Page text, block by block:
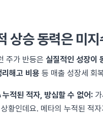
상승 동력은 미지
주가 반등은 실질적인 성장이
리해고 비용 등 매출 성장세 회
적된 적자, 방심할 수 없어:
황인데요. 메타의 누적된 적